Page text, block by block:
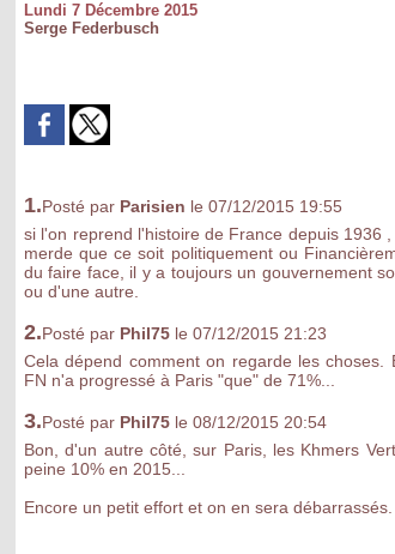
Lundi 7 Décembre 2015
Serge Federbusch
1.Posté par Parisien le 07/12/2015 19:55
si l'on reprend l'histoire de France depuis 1936
merde que ce soit politiquement ou
du faire face, il y a toujours un gouvernement
ou d'une autre.
2.Posté par Phil75 le 07/12/2015 21:23
Cela dépend comment on regarde les
FN n'a progressé à Paris "que" de 71%...
3.Posté par Phil75 le 08/12/2015 20:54
Bon, d'un autre côté, sur Paris, les Khmers
peine 10% en 2015...
Encore un petit effort et on en sera débarrassés.